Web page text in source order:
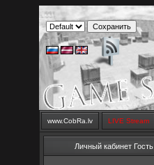
www.CobRa.lv LIVE Stream
Личный кабинет Гость